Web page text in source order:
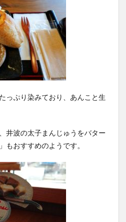
っぷり染みており、あんこと生
井波の太子まんじゅうをバター
もおすすめのようです。